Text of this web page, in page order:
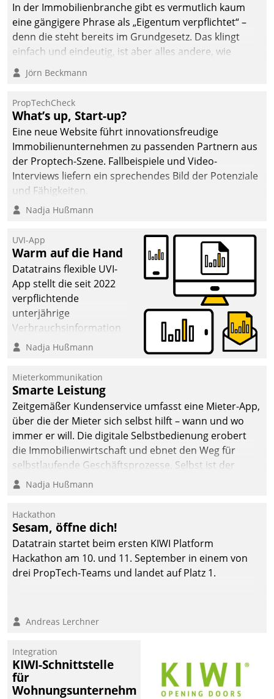
In der Immobilienbranche gibt es vermutlich kaum
eine gängigere Phrase als „Eigentum verpflichtet“ –
denn die steht bereits im Grundgesetz. Das klingt
einfach und eindeutig, ist aber alles andere, wie
Branchenbeschäftigte wissen. Denn mit der
Verantwortung folgen Verpflichtungen.
Jörn Beckmann
PropTechCheck
What’s up, Start-up?
Eine neue Website führt innovationsfreudige
Immobilienunternehmen zu passenden Partnern aus
der Proptech-Szene. Fallbeispiele und Video-
Interviews liefern ein sprechendes Bild der Potenziale
und Fähigkeiten.
Nadja Hußmann
UVI-App
Warm auf die Hand
Datatrains flexible UVI-
App stellt die seit 2022
verpflichtende
unterjährige
Verbrauchsinformation
schnell, zuverlässig und
Die monatlichen
Mitteilungen zum
Heizungs- und
Wasserverbrauch gehen
automatisiert, vollständig
und auf Wunsch über
mehrere zuvor
Kommunikationswege bei
Nadja Hußmann
Mieterkommunikation
Smarte Leistung
Zeitgemäßer Kundenservice umfasst eine Mieter-App,
über die der Mieter sich selbst hilft – wann und wo
immer er will. Die digitale Selbstbedienung erobert
die Immobilienwirtschaft und ebnet den Weg für
selbstlaufende Geschäftsprozesse. Selbst ist der
Kunde und smart der Serviceanbieter.
Nadja Hußmann
Hackathon
Sesam, öffne dich!
Datatrain startet beim ersten KIWI Platform
Hackathon am 10. und 11. September in einem von
drei PropTech-Teams und landet auf Platz 1.
Andreas Lerchner
Integration
KIWI-Schnittstelle
für
Wohnungsunternehmen